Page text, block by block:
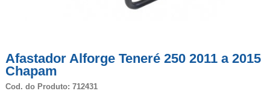
Afastador Alforge Teneré 250 2011 a 2015
Chapam
Cod. do Produto: 712431